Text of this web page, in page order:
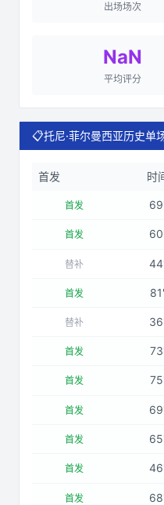
出场场次
NaN
平均评分
📋托尼·菲尔曼西亚历史单
首发 时
首发 69
首发 60
替补 44
首发 81'
替补 36
首发 73
首发 75
首发 69
首发 65
首发 46
首发 68